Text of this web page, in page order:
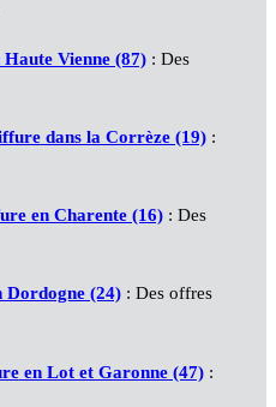
Vienne (87): Des
dans la Corrèze (19):
en Charente (16): Des
Dordogne (24): Des offres
en Lot et Garonne (47):